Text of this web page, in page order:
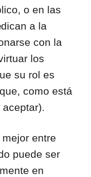
o en las
a la
con la
los
su rol es
como está
entre
puede ser
en